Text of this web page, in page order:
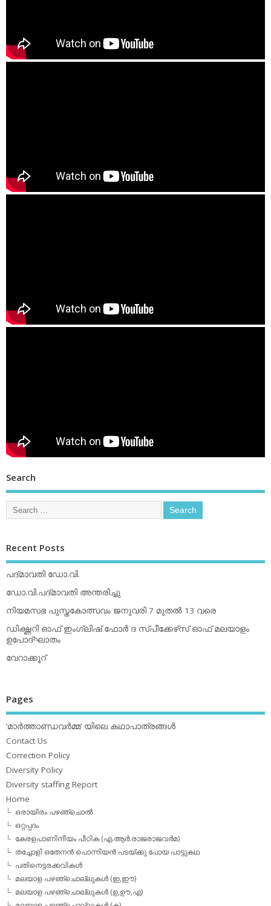
Search
Recent Posts
പദ്മാവതി ഡോ.വി.
ഡോ.വി.പദ്മാവതി അന്തരിച്ചു
നിയമസഭ പുസ്തകോത്സവം ജനുവരി 7 മുതല്‍ 13 വരെ
ഡിക്ഷ്ണറി ഓഫ് ഇംഗ്ലിഷ് ഫോര്‍ ദ സ്പീക്കേഴ്‌സ് ഓഫ് മലയാളം
ഉപോദ്ഘാതം
വേറാക്കൂറ്
Pages
‘മാര്‍ത്താണ്ഡവര്‍മ്മ’ യിലെ കഥാപാത്രങ്ങള്‍
Contact Us
Correction Policy
Diversity Policy
Diversity staffing Report
Home
ഒരായിരം പഴഞ്ചൊല്‍
ഒറ്റപ്പദം
കേരളപാണിനീയം പീഠിക (എ.ആര്‍.രാജരാജവര്‍മ)
തച്ചോളി ഒതേനൻ പൊന്നിയൻ പടയ്‌ക്കു പോയ പാട്ടുകഥ
പതിനെട്ടരക്കവികള്‍
മലയാള പഴഞ്ചൊല്ലുകള്‍ (ഇ,ഈ)
മലയാള പഴഞ്ചൊല്ലുകള്‍ (ഉ,ഊ,എ)